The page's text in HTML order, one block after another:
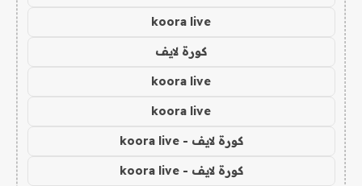
koora live
كورة لايف
koora live
koora live
كورة لايف - koora live
كورة لايف - koora live